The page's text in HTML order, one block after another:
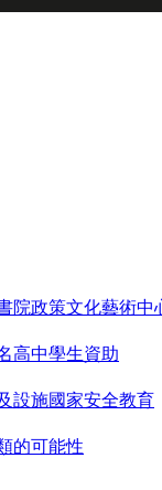
院政策文化藝術中
高中學生資助
設施國家安全教育
的可能性